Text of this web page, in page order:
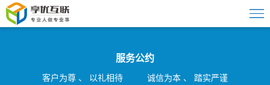
服务公约
客户为尊 、 以礼相待
诚信为本 、 踏实严谨